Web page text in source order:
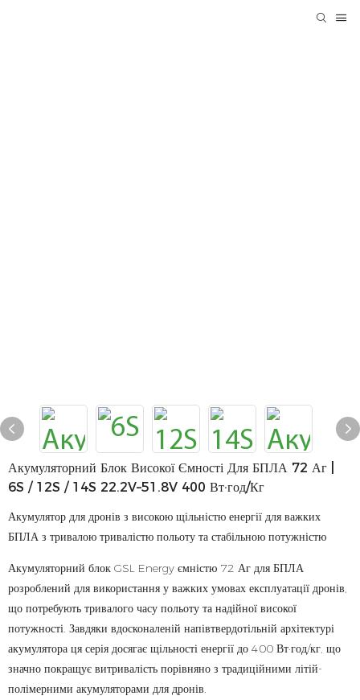
Акумуляторний Блок Високої Ємності Для БПЛА 72 Аг |
6S / 12S / 14S 22.2V–51.8V 400 Вт·год/кг
Акумулятор для дронів з високою щільністю енергії для важких
БПЛА з тривалою тривалістю польоту та стабільною потужністю
Акумуляторний блок GSL Energy ємністю 72 Аг для БПЛА
розроблений для використання у важких умовах експлуатації дронів,
що потребують тривалого часу польоту та надійної високої
потужності. Завдяки вдосконаленій напівтвердотільній архітектурі
акумулятора ця серія досягає щільності енергії до 400 Вт·год/кг, що
значно покращує витривалість порівняно з традиційними літій-
полімерними акумуляторами для дронів.